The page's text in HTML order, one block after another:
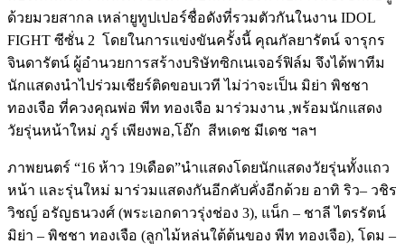
ด้วยมวยสากล เหล่ายูทูปเปอร์ชื่อดังที่รวมตัวกันในงาน IDOL
FIGHT ซีซั่น 2 โดยในการแข่งขันครั้งนี้ คุณกัลยารัตน์ จารุกร
จินดารัตน์ ผู้อำนวยการสร้างบริษัทซิกเนเจอร์ฟิล์ม จึงได้พาทีม
นักแสดงนำไปร่วมเชียร์ติดขอบเวที ไม่ว่าจะเป็น มิย่า พิชชา
ทองเจือ ที่ควงคุณพ่อ พีท ทองเจือ มาร่วมงาน ,พร้อมนักแสดง
วัยรุ่นหน้าใหม่ ภูร์ เพียงพอ,โอ๊ก สีหเดช มีเดช ฯลฯ
ภาพยนตร์ “16 ห้าว 19เดือด”นำแสดงโดยนักแสดงวัยรุ่นทั้งแถว
หน้า และรุ่นใหม่ มาร่วมแสดงกันอีกคับคั่งอีกด้วย อาทิ ริว– วชิร
วิชญ์ อรัญธนวงศ์ (พระเอกดาวรุ่งช่อง 3), แน็ก – ชาลี ไตรรัตน์
มิย่า – พิชชา ทองเจือ (ลูกไม้หล่นใต้ต้นของ พีท ทองเจือ), โดม –